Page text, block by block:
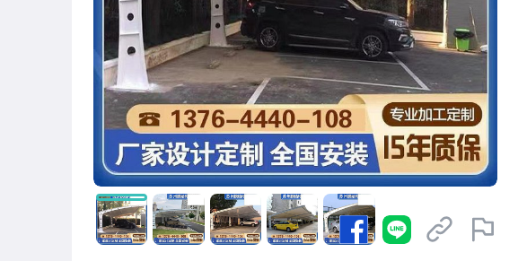
相機、攝影與周邊
運動、戶外與休閒
嬰幼兒與孕婦
汽機車精品百貨
居家、家具與園藝
玩具、模型與公仔
男性精品與服飾